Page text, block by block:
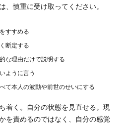
、慎重に受け取ってください。
すすめる
断定する
な理由だけで説明する
ように言う
て本人の波動や前世のせいにする
着く。自分の状態を見直せる。現
を責めるのではなく、自分の感覚